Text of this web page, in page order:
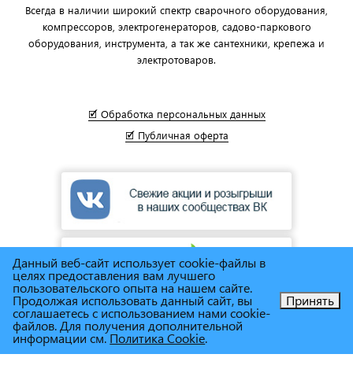
Всегда в наличии широкий спектр сварочного оборудования,
компрессоров, электрогенераторов, садово-паркового
оборудования, инструмента, а так же сантехники, крепежа и
электротоваров.
🗹 Обработка персональных данных
🗹 Публичная оферта
© Сеть магазинов инструмента и техники"Торговый дом
Позвоните нам!
Данный веб-сайт использует cookie-файлы в
целях предоставления вам лучшего
пользовательского опыта на нашем сайте.
Продолжая использовать данный сайт, вы
соглашаетесь с использованием нами cookie-
файлов. Для получения дополнительной
информации см.Политика Cookie.
Принять